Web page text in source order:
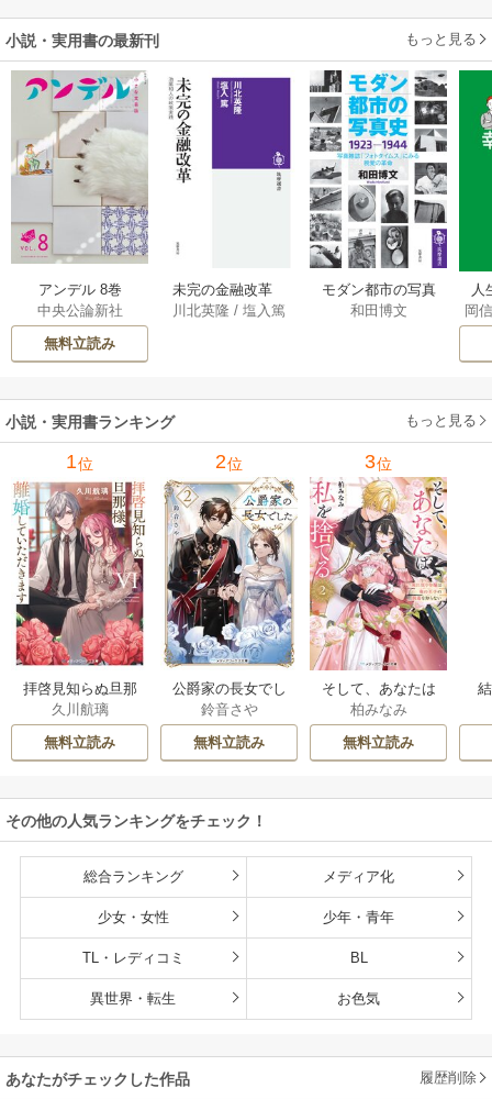
小説・実用書の最新刊 もっと見る
アンデル 8巻
中央公論新社
無料立読み
未完の金融改革
――池尾和人の政
川北英隆 /塩入篤
モダン都市の写真
史 1923－1944
和田博文
人
教
岡
小説・実用書ランキング もっと見る
1位
拝啓見知らぬ旦那
様、離婚していた
だきます
久川航璃
無料立読み
2位
公爵家の長女でし
た
鈴音さや
無料立読み
3位
そして、あなたは
私を捨てる
柏みなみ
無料立読み
その他の人気ランキングをチェック！
総合ランキング メディア化
少女・女性 少年・青年
TL・レディコミ BL
異世界・転生 お色気
あなたがチェックした作品 履歴削除